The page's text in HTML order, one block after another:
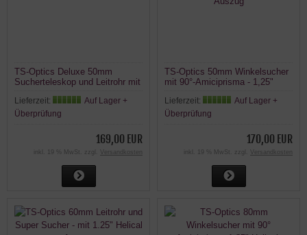
TS-Optics Deluxe 50mm
Sucherteleskop und Leitrohr mit
Lieferzeit:
Auf Lager +
Überprüfung
169,00 EUR
inkl. 19 % MwSt. zzgl. Versandkosten
TS-Optics 50mm Winkelsucher
mit 90°-Amiciprisma - 1,25"
Lieferzeit:
Auf Lager +
Überprüfung
170,00 EUR
inkl. 19 % MwSt. zzgl. Versandkosten